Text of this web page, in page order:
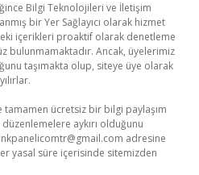
Bilgi Teknolojileri ve İletişim
bir Yer Sağlayıcı olarak hizmet
içerikleri proaktif olarak denetleme
bulunmamaktadır. Ancak, üyelerimiz
taşımakta olup, siteye üye olarak
tamamen ücretsiz bir bilgi paylaşım
aykırı olduğunu
adresine
yasal süre içerisinde sitemizden